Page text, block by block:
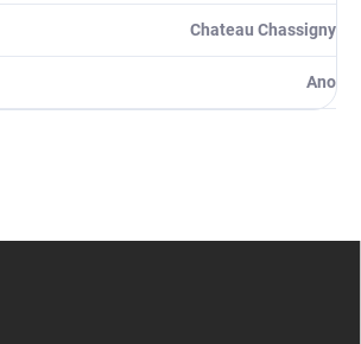
Chateau Chassigny
Ano